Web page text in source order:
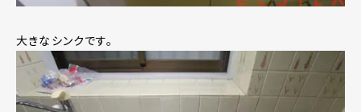
大きなシンクです。